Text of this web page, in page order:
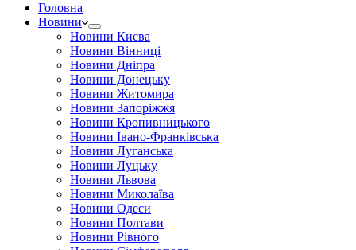
Головна
Новини
Новини Києва
Новини Вінниці
Новини Дніпра
Новини Донецьку
Новини Житомира
Новини Запоріжжя
Новини Кропивницького
Новини Івано-Франківська
Новини Луганська
Новини Луцьку
Новини Львова
Новини Миколаїва
Новини Одеси
Новини Полтави
Новини Рівного